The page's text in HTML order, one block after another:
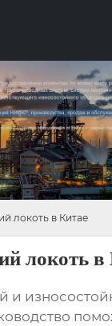
локоть в Китае
локоть в
и